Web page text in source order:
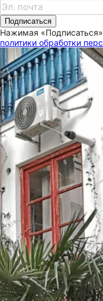
Подписаться
Нажимая
политики обработки